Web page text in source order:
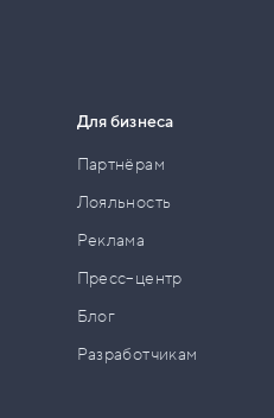
Для бизнеса
Партнёрам
Лояльность
Реклама
Пресс–центр
Блог
Разработчикам